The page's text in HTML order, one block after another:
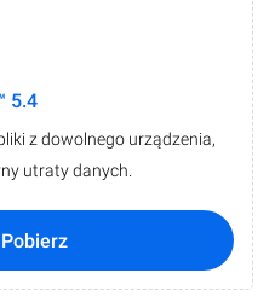
5.4
z dowolnego urządzenia,
utraty danych.
Pobierz